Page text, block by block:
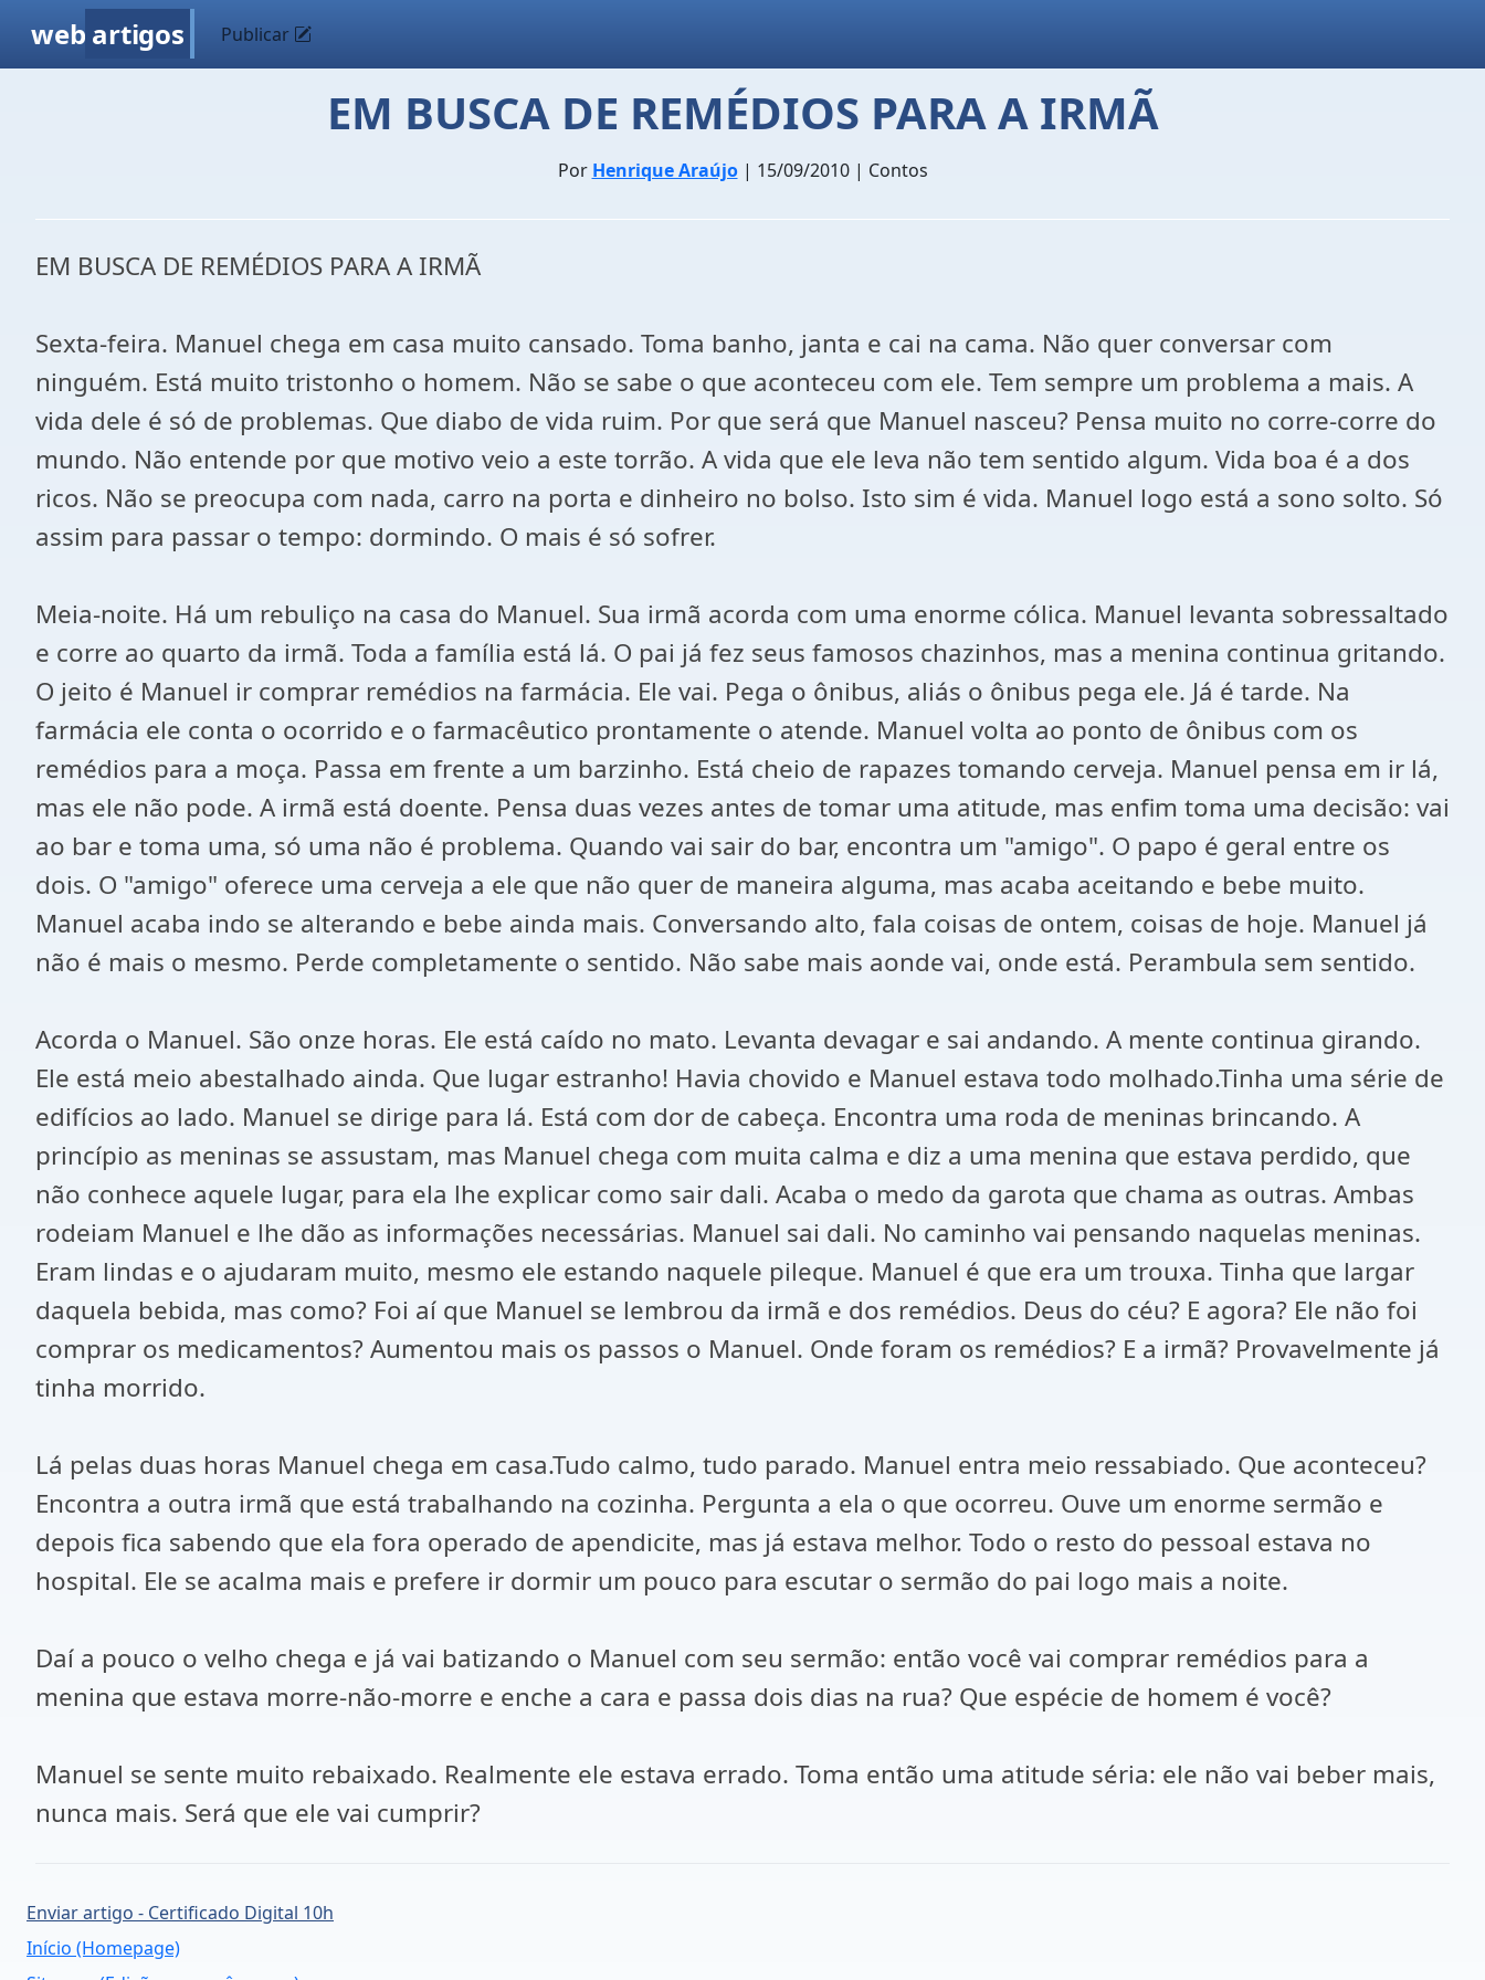
web artigos Publicar
EM BUSCA DE REMÉDIOS PARA A IRMÃ
Por Henrique Araújo| 15/09/2010 | Contos
EM BUSCA DE REMÉDIOS PARA A IRMÃ
Sexta-feira. Manuel chega em casa muito cansado. Toma banho, janta e cai na cama. Não quer conversar com
ninguém. Está muito tristonho o homem. Não se sabe o que aconteceu com ele. Tem sempre um problema a mais. A
vida dele é só de problemas. Que diabo de vida ruim. Por que será que Manuel nasceu? Pensa muito no corre-corre do
mundo. Não entende por que motivo veio a este torrão. A vida que ele leva não tem sentido algum. Vida boa é a dos
ricos. Não se preocupa com nada, carro na porta e dinheiro no bolso. Isto sim é vida. Manuel logo está a sono solto. Só
assim para passar o tempo: dormindo. O mais é só sofrer.
Meia-noite. Há um rebuliço na casa do Manuel. Sua irmã acorda com uma enorme cólica. Manuel levanta sobressaltado
e corre ao quarto da irmã. Toda a família está lá. O pai já fez seus famosos chazinhos, mas a menina continua gritando.
O jeito é Manuel ir comprar remédios na farmácia. Ele vai. Pega o ônibus, aliás o ônibus pega ele. Já é tarde. Na
farmácia ele conta o ocorrido e o farmacêutico prontamente o atende. Manuel volta ao ponto de ônibus com os
remédios para a moça. Passa em frente a um barzinho. Está cheio de rapazes tomando cerveja. Manuel pensa em ir lá,
mas ele não pode. A irmã está doente. Pensa duas vezes antes de tomar uma atitude, mas enfim toma uma decisão: vai
ao bar e toma uma, só uma não é problema. Quando vai sair do bar, encontra um "amigo". O papo é geral entre os
dois. O "amigo" oferece uma cerveja a ele que não quer de maneira alguma, mas acaba aceitando e bebe muito.
Manuel acaba indo se alterando e bebe ainda mais. Conversando alto, fala coisas de ontem, coisas de hoje. Manuel já
não é mais o mesmo. Perde completamente o sentido. Não sabe mais aonde vai, onde está. Perambula sem sentido.
Acorda o Manuel. São onze horas. Ele está caído no mato. Levanta devagar e sai andando. A mente continua girando.
Ele está meio abestalhado ainda. Que lugar estranho! Havia chovido e Manuel estava todo molhado.Tinha uma série de
edifícios ao lado. Manuel se dirige para lá. Está com dor de cabeça. Encontra uma roda de meninas brincando. A
princípio as meninas se assustam, mas Manuel chega com muita calma e diz a uma menina que estava perdido, que
não conhece aquele lugar, para ela lhe explicar como sair dali. Acaba o medo da garota que chama as outras. Ambas
rodeiam Manuel e lhe dão as informações necessárias. Manuel sai dali. No caminho vai pensando naquelas meninas.
Eram lindas e o ajudaram muito, mesmo ele estando naquele pileque. Manuel é que era um trouxa. Tinha que largar
daquela bebida, mas como? Foi aí que Manuel se lembrou da irmã e dos remédios. Deus do céu? E agora? Ele não foi
comprar os medicamentos? Aumentou mais os passos o Manuel. Onde foram os remédios? E a irmã? Provavelmente já
tinha morrido.
Lá pelas duas horas Manuel chega em casa.Tudo calmo, tudo parado. Manuel entra meio ressabiado. Que aconteceu?
Encontra a outra irmã que está trabalhando na cozinha. Pergunta a ela o que ocorreu. Ouve um enorme sermão e
depois fica sabendo que ela fora operado de apendicite, mas já estava melhor. Todo o resto do pessoal estava no
hospital. Ele se acalma mais e prefere ir dormir um pouco para escutar o sermão do pai logo mais a noite.
Daí a pouco o velho chega e já vai batizando o Manuel com seu sermão: então você vai comprar remédios para a
menina que estava morre-não-morre e enche a cara e passa dois dias na rua? Que espécie de homem é você?
Manuel se sente muito rebaixado. Realmente ele estava errado. Toma então uma atitude séria: ele não vai beber mais,
nunca mais. Será que ele vai cumprir?
Enviar artigo - Certificado Digital 10h
Início (Homepage)